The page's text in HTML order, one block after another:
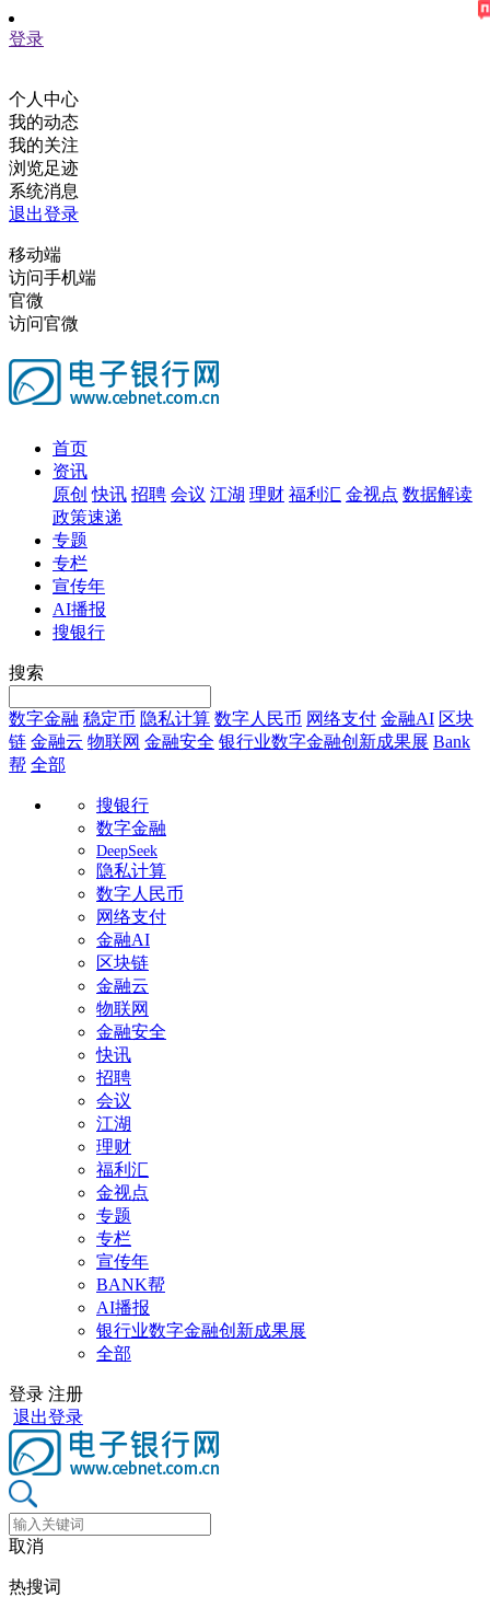
登录
个人中心
我的动态
我的关注
浏览足迹
系统消息
退出登录
移动端
访问手机端
官微
访问官微
首页
资讯
原创 快讯 招聘 会议 江湖 理财 福利汇 金视点 数据解读
政策速递
专题
专栏
宣传年
AI播报
搜银行
搜索
数字金融 稳定币 隐私计算 数字人民币 网络支付 金融AI 区块
链 金融云 物联网 金融安全 银行业数字金融创新成果展 Bank
帮 全部
搜银行
数字金融
DeepSeek
隐私计算
数字人民币
网络支付
金融AI
区块链
金融云
物联网
金融安全
快讯
招聘
会议
江湖
理财
福利汇
金视点
专题
专栏
宣传年
BANK帮
AI播报
银行业数字金融创新成果展
全部
登录 注册
退出登录
取消
热搜词